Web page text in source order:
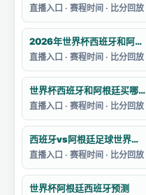
直播入口 · 赛程时间 · 比分回放
2026年世界杯西班牙和阿根廷的阵容如何
直播入口 · 赛程时间 · 比分回放
世界杯西班牙和阿根廷买哪个
直播入口 · 赛程时间 · 比分回放
西班牙vs阿根廷足球世界杯战绩分析
直播入口 · 赛程时间 · 比分回放
世界杯阿根廷西班牙预测